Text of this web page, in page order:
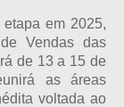
em 2025,
Vendas das
de 13 a 15 de
as áreas
voltada ao